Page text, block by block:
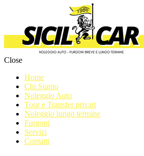
Close
Home
Chi Siamo
Noleggio Auto
Tour e Transfer privati
Noleggio lungo termine
Furgoni
Servizi
Contatti